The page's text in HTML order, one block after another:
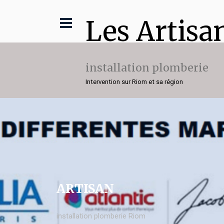
Les
installation plomberie
Intervention sur Riom et sa région
ARTISAN
installation plomberie Riom